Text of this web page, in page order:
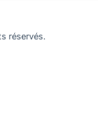
réservés.